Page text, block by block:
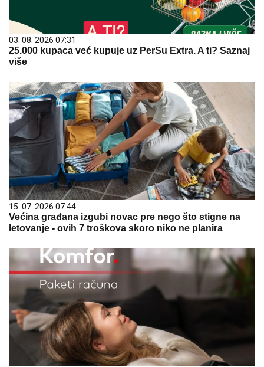
03. 08. 2026 07:31
25.000 kupaca već kupuje uz PerSu Extra. A ti? Saznaj
više
15. 07. 2026 07:44
Većina građana izgubi novac pre nego što stigne na
letovanje - ovih 7 troškova skoro niko ne planira